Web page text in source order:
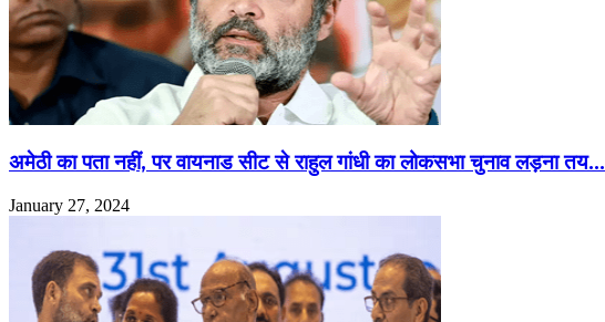
अमेठी का पता नहीं, पर वायनाड सीट से राहुल गांधी का लोकसभा चुनाव लड़ना तय…
January 27, 2024